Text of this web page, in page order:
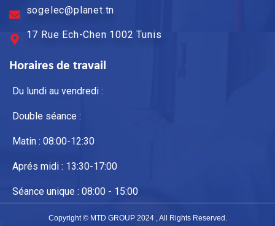
sogelec@planet.tn
17 Rue Ech-Chen 1002 Tunis
Horaires de travail
Du lundi au vendredi :
Double séance :
Matin : 08:00-12:30
Aprés midi : 13:30-17:00
Séance unique : 08:00 - 15:00
Copyright © MTD GROUP 2024 , All Rights Reserved.